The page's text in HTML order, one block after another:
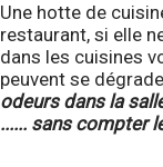
Une hotte de
restaurant, si elle
dans les cuisines
peuvent se
odeurs dans la
...... sans compter